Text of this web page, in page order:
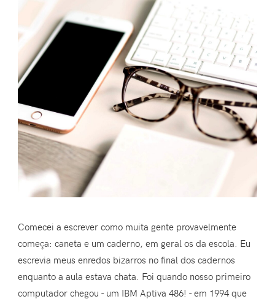
Comecei a escrever como muita gente provavelmente
começa: caneta e um caderno, em geral os da escola. Eu
escrevia meus enredos bizarros no final dos cadernos
enquanto a aula estava chata. Foi quando nosso primeiro
computador chegou - um IBM Aptiva 486! - em 1994 que